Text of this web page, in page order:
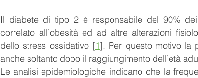
Il diabete di tipo 2 è responsabile del 90%
correlato all’obesità ed ad altre alterazioni
dello stress ossidativo [1]. Per questo motivo la
anche soltanto dopo il raggiungimento dell’età
Le analisi epidemiologiche indicano che la